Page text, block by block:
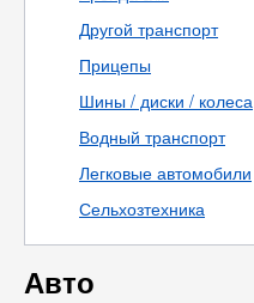
Другой транспорт
Прицепы
Шины / диски / колеса
Водный транспорт
Легковые автомобили
Сельхозтехника
Авто